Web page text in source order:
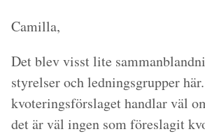
Camilla,
Det blev visst lite
styrelser och ledningsgrupper
kvoteringsförslaget handlar väl
det är väl ingen som föreslagit